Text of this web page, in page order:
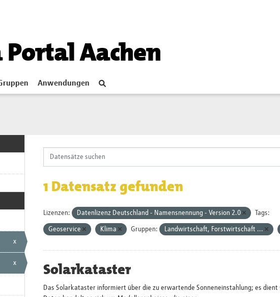
Aachen
Anwendungen
x
x
1 Datensatz gefunden
Lizenzen: Datenlizenz Deutschland - Namensnennung - Version 2.0 Tags:
Geoservice Klima Gruppen: Landwirtschaft, Forstwirtschaft ...
Solarkataster
Das Solarkataster informiert über die zu erwartende Sonneneinstahlung; es